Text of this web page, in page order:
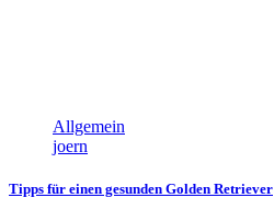
Allgemein
joern
Tipps für einen gesunden Golden Retriever